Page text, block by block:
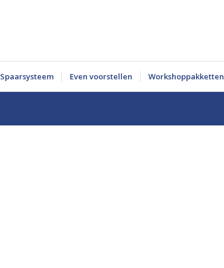
Spaarsysteem Even voorstellen Workshoppakketten